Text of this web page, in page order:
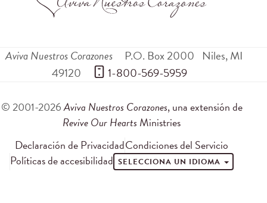
Aviva Nuestros Corazones P.O. Box 2000 Niles,MI
49120
1-800-569-5959
© 2001-2026Aviva Nuestros Corazones, una extensión de
Revive Our Hearts Ministries
Declaración de PrivacidadCondiciones del Servicio
Políticas de accesibilidad SELECCIONA UN IDIOMA